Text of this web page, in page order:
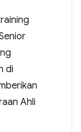
di
Ahli